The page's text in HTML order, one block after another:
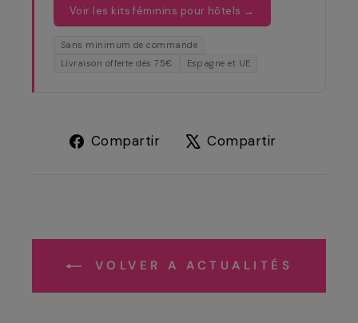
Voir les kits féminins pour hôtels →
Sans minimum de commande
Livraison offerte dès 75€
Espagne et UE
Compartir
Compartir
Compartir
VOLVER A ACTUALITÉS